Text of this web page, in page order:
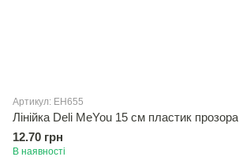
Артикул: EH655
Лінійка Deli MeYou 15 см пластик прозора
12.70 грн
В наявності